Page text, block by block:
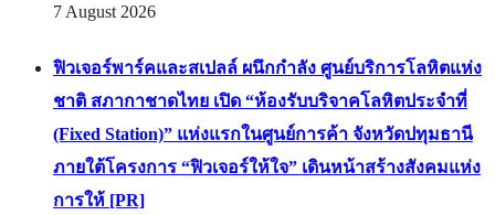
7 August 2026
ฟิวเจอร์พาร์คและสเปลล์ ผนึกกำลัง ศูนย์บริการโลหิตแห่ง
ชาติ สภากาชาดไทย เปิด “ห้องรับบริจาคโลหิตประจำที่
(Fixed Station)” แห่งแรกในศูนย์การค้า จังหวัดปทุมธานี
ภายใต้โครงการ “ฟิวเจอร์ให้ใจ” เดินหน้าสร้างสังคมแห่ง
การให้ [PR]